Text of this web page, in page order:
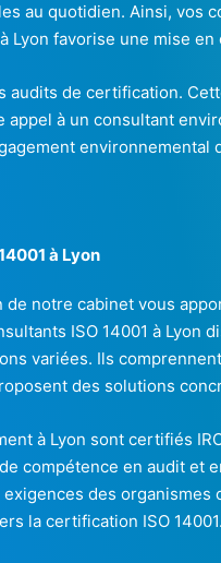
au quotidien. Ainsi, vos
Lyon favorise une mise
audits de certification.
à un consultant
environnemental
à Lyon
de notre cabinet vous
ISO 14001 à Lyon
variées. Ils
des solutions
à Lyon sont certifiés
compétence en audit et
des
la certification ISO 14001.